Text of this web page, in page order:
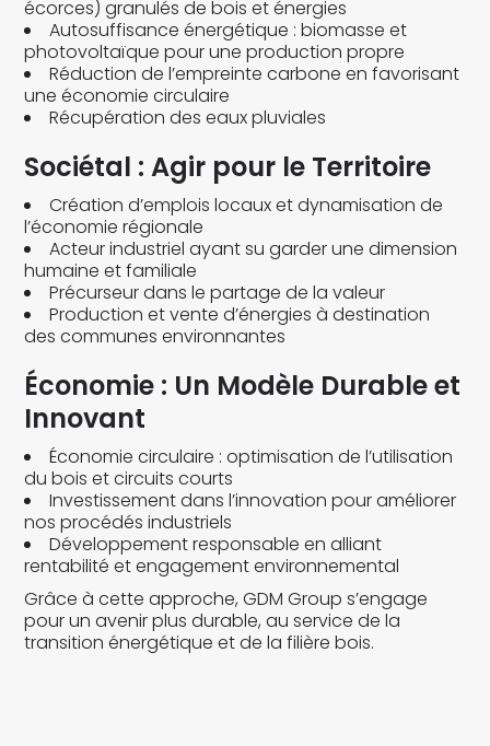
écorces) granulés de bois et énergies
Autosuffisance énergétique : biomasse et
photovoltaïque pour une production propre
Réduction de l’empreinte carbone en favorisant
une économie circulaire
Récupération des eaux pluviales
Sociétal : Agir pour le Territoire
Création d’emplois locaux et dynamisation de
l’économie régionale
Acteur industriel ayant su garder une dimension
humaine et familiale
Précurseur dans le partage de la valeur
Production et vente d’énergies à destination
des communes environnantes
Économie : Un Modèle Durable et
Innovant
Économie circulaire : optimisation de l’utilisation
du bois et circuits courts
Investissement dans l’innovation pour améliorer
nos procédés industriels
Développement responsable en alliant
rentabilité et engagement environnemental
Grâce à cette approche, GDM Group s’engage
pour un avenir plus durable, au service de la
transition énergétique et de la filière bois.